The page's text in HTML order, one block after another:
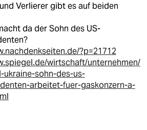
Verlierer gibt es auf beiden
da der Sohn des US-
?p=21712
wirtschaft/unternehmen/
ukraine-sohn-des-us-
arbeitet-fuer-gaskonzern-a-